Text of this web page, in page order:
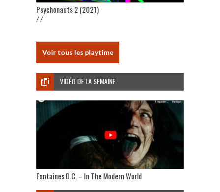
Psychonauts 2 (2021)
/ /
Voir tous les playtime
VIDÉO DE LA SEMAINE
Fontaines D.C. – In The Modern World